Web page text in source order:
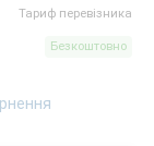
Тариф перевізника
Безкоштовно